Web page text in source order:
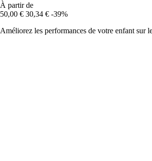
À partir de
50,00 € 30,34 € -39%
Améliorez les performances de votre enfant sur